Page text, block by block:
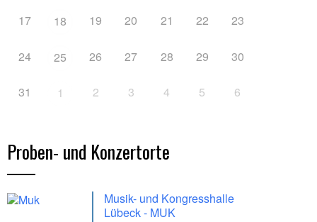
17 18 19 20 21 22 23
24 25 26 27 28 29 30
31 1 2 3 4 5 6
Proben- und Konzertorte
Musik- und Kongresshalle
Lübeck - MUK